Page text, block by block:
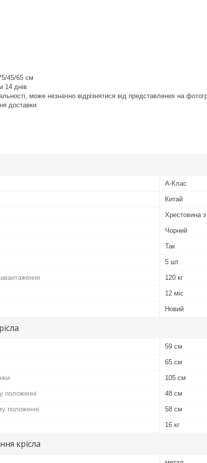
45/65 см
14 днів
може незначно відрізнятися від представлених на
доставки
А-Клас
Китай
Хрестовина
Чорний
Так
5 шт.
120 кг
12 міс
Новий
59 см
65 см
105 см
положенні 48 см
положенні 58 см
16 кг
крісла